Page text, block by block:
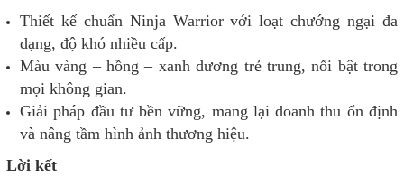
Thiết kế chuẩn Ninja Warrior với loạt chướng ngại đa
dạng, độ khó nhiều cấp.
Màu vàng – hồng – xanh dương trẻ trung, nổi bật trong
mọi không gian.
Giải pháp đầu tư bền vững, mang lại doanh thu ổn định
và nâng tầm hình ảnh thương hiệu.
Lời kết